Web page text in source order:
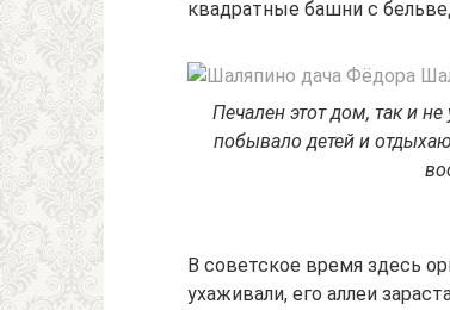
квадратные башни с
Печален этот дом, так и
побывало детей и
В советское время здесь
ухаживали, его аллеи